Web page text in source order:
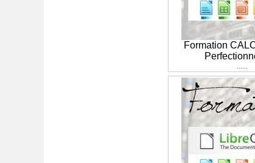
Formation
......